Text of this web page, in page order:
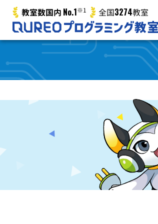
教室数国内 No.1※1 全国3274教室